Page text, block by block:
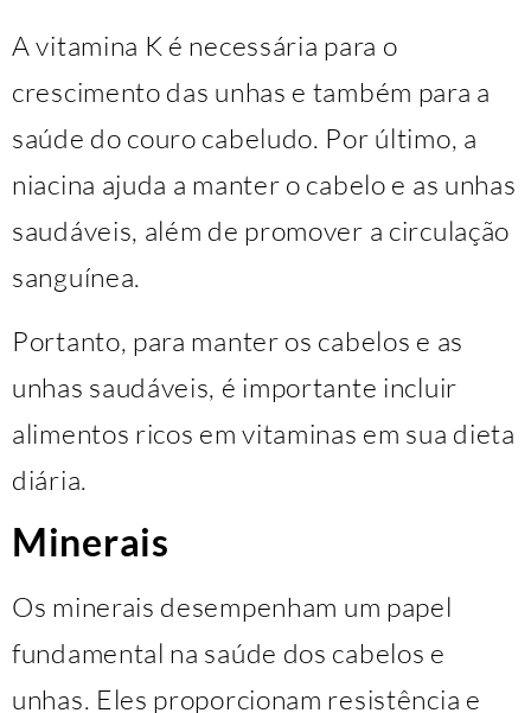
A vitamina K é necessária para o
crescimento das unhas e também para a
saúde do couro cabeludo. Por último, a
niacina ajuda a manter o cabelo e as unhas
saudáveis, além de promover a circulação
sanguínea.
Portanto, para manter os cabelos e as
unhas saudáveis, é importante incluir
alimentos ricos em vitaminas em sua dieta
diária.
Minerais
Os minerais desempenham um papel
fundamental na saúde dos cabelos e
unhas. Eles proporcionam resistência e